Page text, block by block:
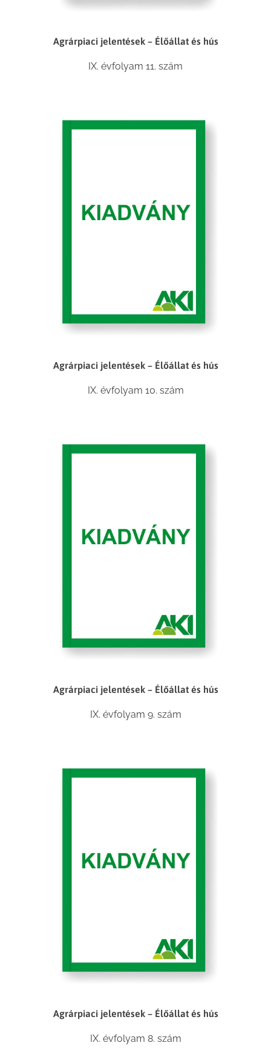
Agrárpiaci jelentések – Élőállat és hús
IX. évfolyam 11. szám
Agrárpiaci jelentések – Élőállat és hús
IX. évfolyam 10. szám
Agrárpiaci jelentések – Élőállat és hús
IX. évfolyam 9. szám
Agrárpiaci jelentések – Élőállat és hús
IX. évfolyam 8. szám